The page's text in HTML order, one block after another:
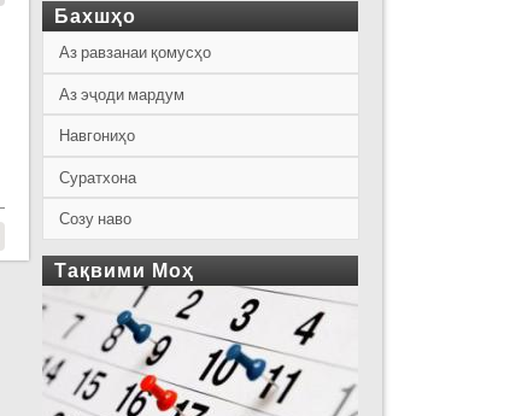
Бахшҳо
Аз равзанаи қомусҳо
Аз эҷоди мардум
Навгониҳо
Суратхона
Созу наво
Тақвими Моҳ